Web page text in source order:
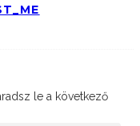
le a következő